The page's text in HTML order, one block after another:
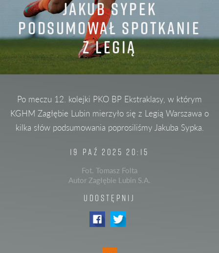
JAKUB SYPEK
PODSUMOWAŁ SPOTKANIE
Z LEGIĄ
Po meczu 12. kolejki PKO BP Ekstraklasy, w którym
KGHM Zagłębie Lubin mierzyło się z Legią Warszawa o
kilka słów podsumowania poprosiliśmy Jakuba Sypka.
19 PAŹ 2025 20:15
Fot. Tomasz Folta
Autor Zagłębie Lubin S.A.
UDOSTĘPNIJ